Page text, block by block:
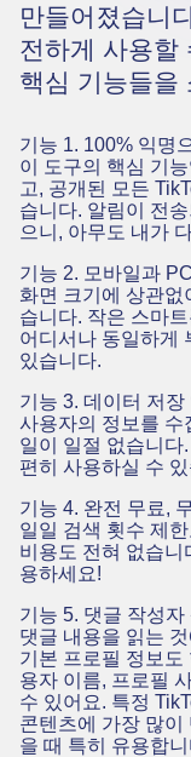
만들어졌습니
전하게 사용할
핵심 기능들을
기능 1. 100% 익명
이 도구의 핵심 기
고, 공개된 모든
습니다. 알림이 전
으니, 아무도 내가
기능 2. 모바일과
화면 크기에 상관없
습니다. 작은 스마
어디서나 동일하게
있습니다.
기능 3. 데이터 저
사용자의 정보를 수
일이 일절 없습니다
편히 사용하실 수
기능 4. 완전 무료,
일일 검색 횟수 제
비용도 전혀 없습니
용하세요!
기능 5. 댓글 작성
댓글 내용을 읽는
기본 프로필 정보도
용자 이름, 프로필
수 있어요. 특정
콘텐츠에 가장 많이
을 때 특히 유용합니